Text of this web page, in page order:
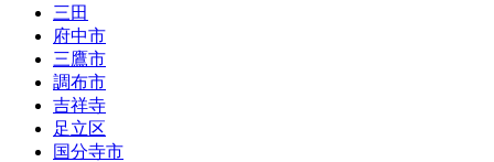
三田
府中市
三鷹市
調布市
吉祥寺
足立区
国分寺市